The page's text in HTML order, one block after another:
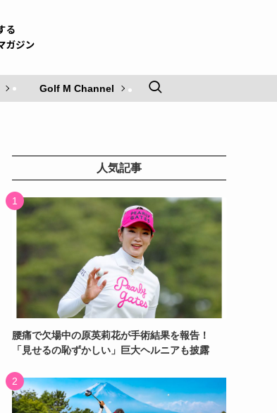
Golf M Channel
人気記事
腰痛で欠場中の原英莉花が手術結果を報告！
「見せるの恥ずかしい」巨大ヘルニアも披露